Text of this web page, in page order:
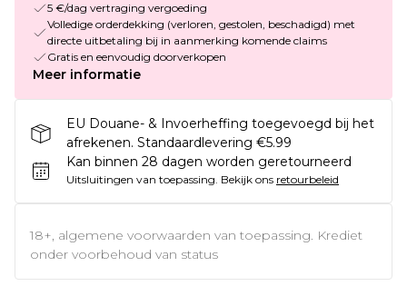
5 €/dag vertraging vergoeding
Volledige orderdekking (verloren, gestolen, beschadigd) met
directe uitbetaling bij in aanmerking komende claims
Gratis en eenvoudig doorverkopen
Meer informatie
EU Douane- & Invoerheffing toegevoegd bij het
afrekenen. Standaardlevering €5.99
Kan binnen 28 dagen worden geretourneerd
Uitsluitingen van toepassing. Bekijk ons retourbeleid
18+, algemene voorwaarden van toepassing. Krediet
onder voorbehoud van status